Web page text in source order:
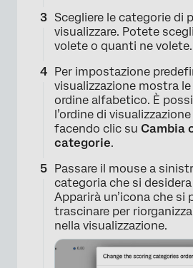
Scegliere le categorie di
visualizzare. Potete
volete o quanti ne volete.
Per impostazione
visualizzazione mostra
ordine alfabetico. È
l’ordine di
facendo clic su Cambia
categorie.
Passare il mouse a
categoria che si
Apparirà un’icona che si
trascinare per
nella visualizzazione.